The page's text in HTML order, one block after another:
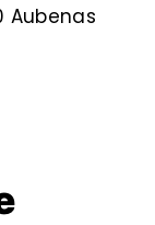
Aubenas